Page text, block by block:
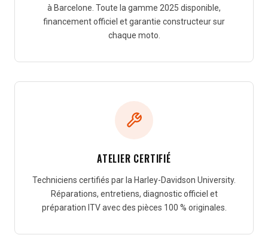
à Barcelone. Toute la gamme 2025 disponible,
financement officiel et garantie constructeur sur
chaque moto.
ATELIER CERTIFIÉ
Techniciens certifiés par la Harley-Davidson University.
Réparations, entretiens, diagnostic officiel et
préparation ITV avec des pièces 100 % originales.